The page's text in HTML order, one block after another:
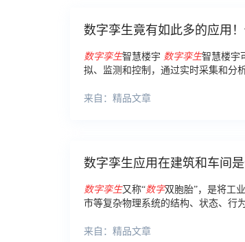
数字孪生竟有如此多的应用！
数字孪生智慧楼宇 数字孪生智慧楼宇
拟、监测和控制，通过实时采集和分
舒适度。
来自：精品文章
数字孪生应用在建筑和车间
展示了应用！
数字孪生又称“数字双胞胎”，是将工
市等复杂物理系统的结构、状态、行
来自：精品文章